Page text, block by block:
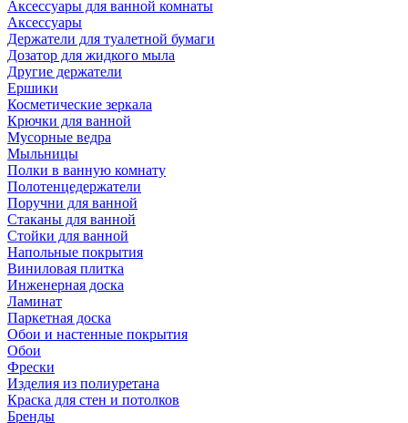
Аксессуары для ванной комнаты
Аксессуары
Держатели для туалетной бумаги
Дозатор для жидкого мыла
Другие держатели
Ершики
Косметические зеркала
Крючки для ванной
Мусорные ведра
Мыльницы
Полки в ванную комнату
Полотенцедержатели
Поручни для ванной
Стаканы для ванной
Стойки для ванной
Напольные покрытия
Виниловая плитка
Инженерная доска
Ламинат
Паркетная доска
Обои и настенные покрытия
Обои
Фрески
Изделия из полиуретана
Краска для стен и потолков
Бренды